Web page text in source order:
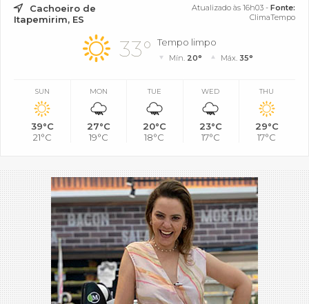
Cachoeiro de
Itapemirim, ES
Atualizado às 16h03 - Fonte:
ClimaTempo
33° Tempo limpo
Mín. 20° Máx. 35°
SUN
39°C
21°C
MON
27°C
19°C
TUE
20°C
18°C
WED
23°C
17°C
THU
29°C
17°C